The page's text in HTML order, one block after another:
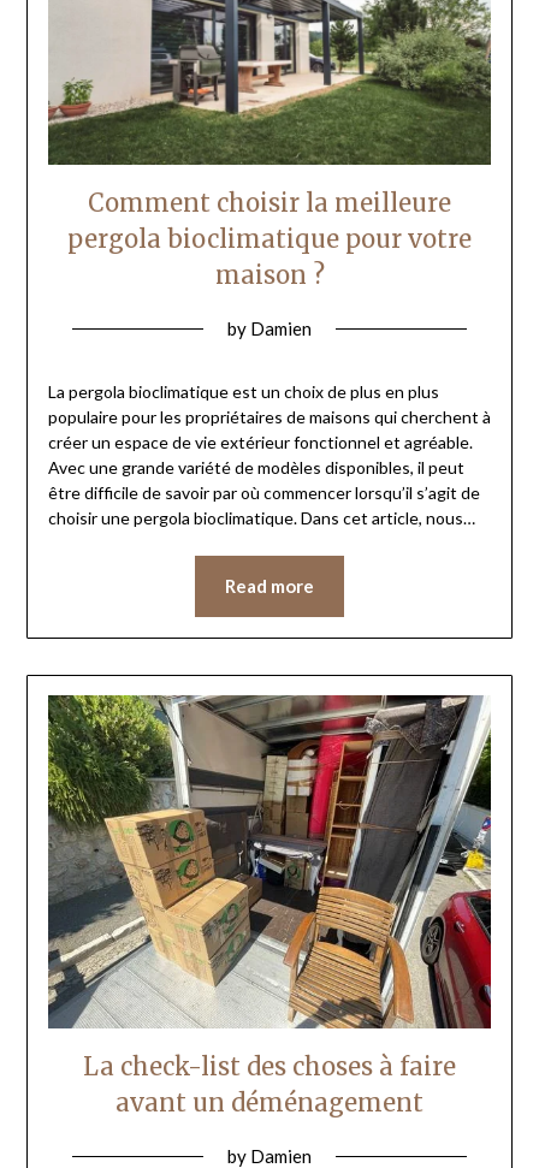
Comment choisir la meilleure
pergola bioclimatique pour votre
maison ?
by Damien
La pergola bioclimatique est un choix de plus en plus
populaire pour les propriétaires de maisons qui cherchent à
créer un espace de vie extérieur fonctionnel et agréable.
Avec une grande variété de modèles disponibles, il peut
être difficile de savoir par où commencer lorsqu’il s’agit de
choisir une pergola bioclimatique. Dans cet article, nous…
Read more
La check-list des choses à faire
avant un déménagement
by Damien